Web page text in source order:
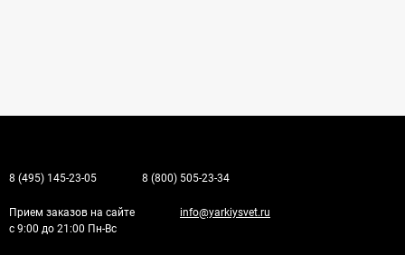
8 (495) 145-23-05 8 (800) 505-23-34
Прием заказов на сайте
с 9:00 до 21:00 Пн-Вс
info@yarkiysvet.ru